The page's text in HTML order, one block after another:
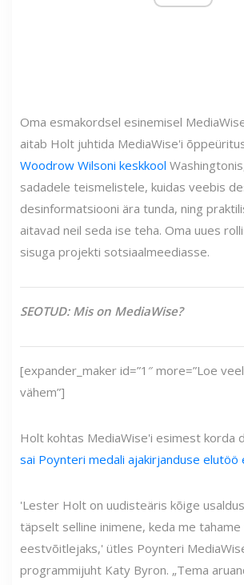
Oma esmakordsel esinemisel
aitab Holt juhtida MediaWise'i
Woodrow Wilsoni keskkool
sadadele teismelistele, kuidas veebis
desinformatsiooni ära tunda, ning
aitavad neil seda ise teha. Oma uues
sisuga projekti sotsiaalmeediasse.
SEOTUD: Mis on MediaWise?
[expander_maker id=”1″ more=”Loe
vähem”]
Holt kohtas MediaWise'i esimest korda
sai Poynteri medali ajakirjanduse elutöö
'Lester Holt on uudisteäris kõige
täpselt selline inimene, keda me
eestvõitlejaks,' ütles Poynteri
programmijuht Katy Byron. „Tema